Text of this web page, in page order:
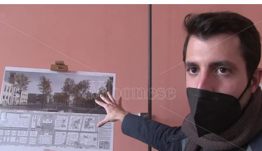
ECONOMIA E LAVORO
EVENTI
SPORT